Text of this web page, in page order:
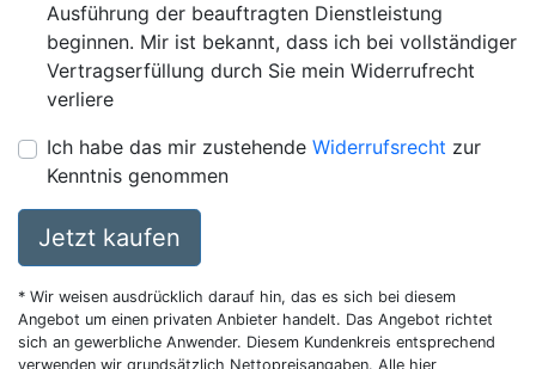
Ausführung der beauftragten Dienstleistung
beginnen. Mir ist bekannt, dass ich bei vollständiger
Vertragserfüllung durch Sie mein Widerrufrecht
verliere
Ich habe das mir zustehende Widerrufsrecht zur
Kenntnis genommen
Jetzt kaufen
* Wir weisen ausdrücklich darauf hin, das es sich bei diesem
Angebot um einen privaten Anbieter handelt. Das Angebot richtet
sich an gewerbliche Anwender. Diesem Kundenkreis entsprechend
verwenden wir grundsätzlich Nettopreisangaben. Alle hier